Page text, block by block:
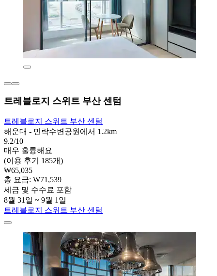
트레블로지 스위트 부산 센텀
트레블로지 스위트 부산 센텀
해운대 - 민락수변공원에서 1.2km
9.2/10
매우 훌륭해요
(이용 후기 185개)
₩65,035
총 요금: ₩71,539
세금 및 수수료 포함
8월 31일 ~ 9월 1일
트레블로지 스위트 부산 센텀